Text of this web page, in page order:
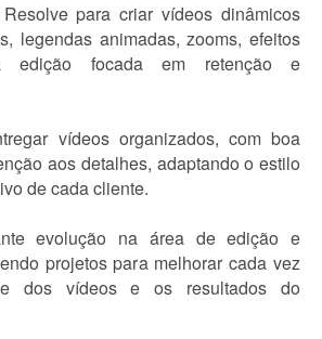
para criar vídeos dinâmicos
legendas animadas, zooms, efeitos
edição focada em retenção e
vídeos organizados, com boa
aos detalhes, adaptando o estilo
de cada cliente.
evolução na área de edição e
projetos para melhorar cada vez
dos vídeos e os resultados do